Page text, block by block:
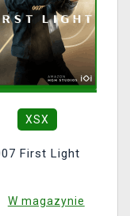
XSX
First Light
W magazynie